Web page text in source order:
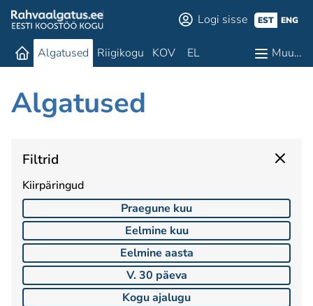
Logi sisse EST ENG
Algatused Riigikogu KOV EL Muu…
Algatused
Filtrid
Kiirpäringud
Praegune kuu
Eelmine kuu
Eelmine aasta
V. 30 päeva
Kogu ajalugu